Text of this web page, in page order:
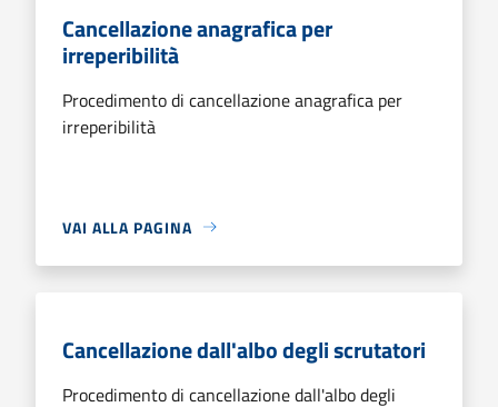
Cancellazione anagrafica per
irreperibilità
Procedimento di cancellazione anagrafica per
irreperibilità
VAI ALLA PAGINA
Cancellazione dall'albo degli scrutatori
Procedimento di cancellazione dall'albo degli